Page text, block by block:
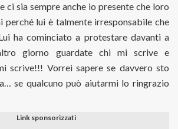
ci sia sempre anche io presente che loro
perché lui è talmente irresponsabile che
ha cominciato a protestare davanti a
giorno guardate chi mi scrive e
scrive!!! Vorrei sapere se davvero sto
se qualcuno può aiutarmi lo ringrazio